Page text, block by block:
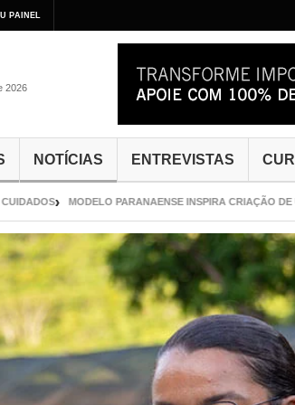
PAINEL
2026
NOTÍCIAS ENTREVISTAS
MODELO PARANAENSE INSPIRA CRIAÇÃO DE